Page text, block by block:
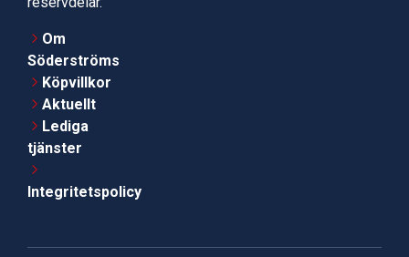
Om
Söderströms
Köpvillkor
Aktuellt
Lediga
tjänster
Integritetspolicy